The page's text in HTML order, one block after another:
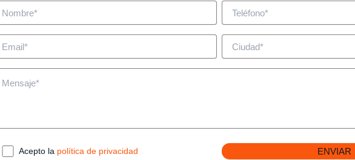
Acepto la política de privacidad